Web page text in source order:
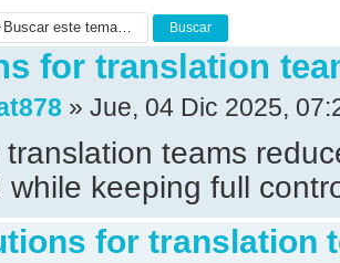
for translation
» Jue, 04 Dic 2025,
translation teams
while keeping full
for translation